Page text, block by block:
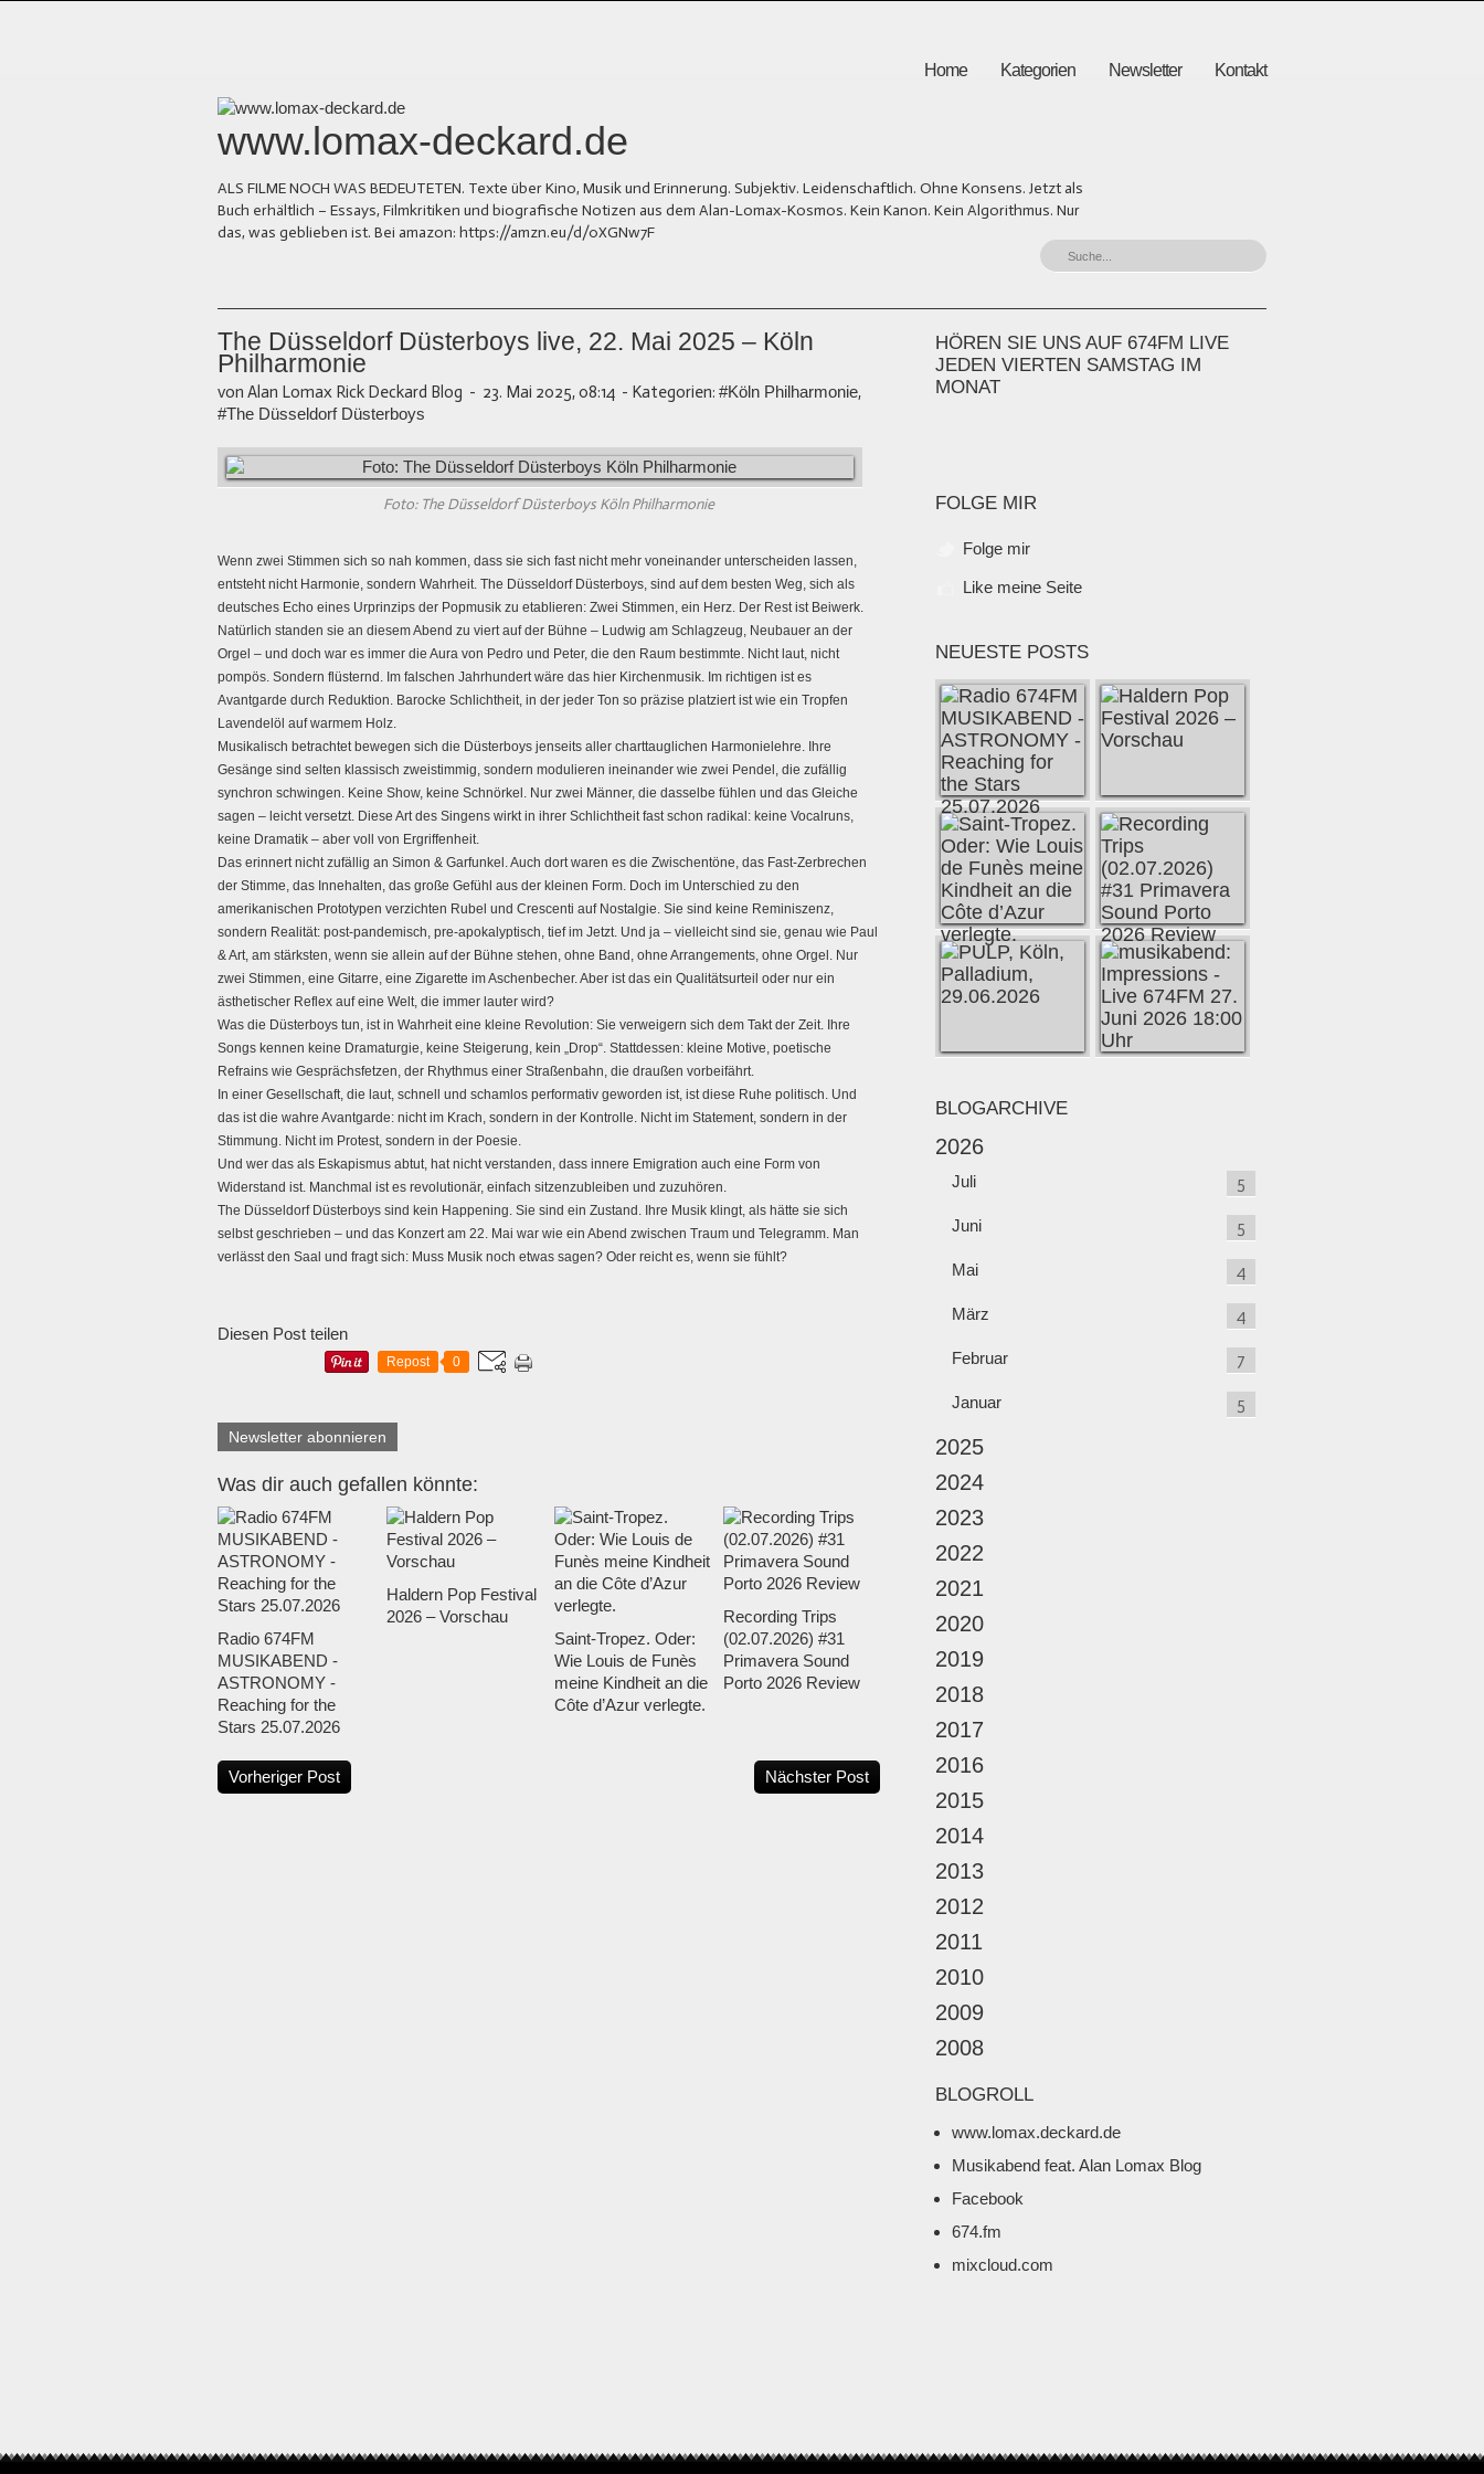
Home Kategorien Newsletter Kontakt
www.lomax-deckard.de
ALS FILME NOCH WAS BEDEUTETEN. Texte über Kino, Musik und Erinnerung. Subjektiv. Leidenschaftlich. Ohne Konsens. Jetzt als
Buch erhältlich – Essays, Filmkritiken und biografische Notizen aus dem Alan-Lomax-Kosmos. Kein Kanon. Kein Algorithmus. Nur
das, was geblieben ist. Bei amazon: https://amzn.eu/d/0XGNw7F
The Düsseldorf Düsterboys live, 22. Mai 2025 – Köln
Philharmonie
von Alan Lomax Rick Deckard Blog - 23. Mai 2025, 08:14 - Kategorien: #Köln Philharmonie,
#The Düsseldorf Düsterboys
Foto: The Düsseldorf Düsterboys Köln Philharmonie
Wenn zwei Stimmen sich so nah kommen, dass sie sich fast nicht mehr voneinander unterscheiden lassen,
entsteht nicht Harmonie, sondern Wahrheit. The Düsseldorf Düsterboys, sind auf dem besten Weg, sich als
deutsches Echo eines Urprinzips der Popmusik zu etablieren: Zwei Stimmen, ein Herz. Der Rest ist Beiwerk.
Natürlich standen sie an diesem Abend zu viert auf der Bühne – Ludwig am Schlagzeug, Neubauer an der
Orgel – und doch war es immer die Aura von Pedro und Peter, die den Raum bestimmte. Nicht laut, nicht
pompös. Sondern flüsternd. Im falschen Jahrhundert wäre das hier Kirchenmusik. Im richtigen ist es
Avantgarde durch Reduktion. Barocke Schlichtheit, in der jeder Ton so präzise platziert ist wie ein Tropfen
Lavendelöl auf warmem Holz.
Musikalisch betrachtet bewegen sich die Düsterboys jenseits aller charttauglichen Harmonielehre. Ihre
Gesänge sind selten klassisch zweistimmig, sondern modulieren ineinander wie zwei Pendel, die zufällig
synchron schwingen. Keine Show, keine Schnörkel. Nur zwei Männer, die dasselbe fühlen und das Gleiche
sagen – leicht versetzt. Diese Art des Singens wirkt in ihrer Schlichtheit fast schon radikal: keine Vocalruns,
keine Dramatik – aber voll von Ergriffenheit.
Das erinnert nicht zufällig an Simon & Garfunkel. Auch dort waren es die Zwischentöne, das Fast-Zerbrechen
der Stimme, das Innehalten, das große Gefühl aus der kleinen Form. Doch im Unterschied zu den
amerikanischen Prototypen verzichten Rubel und Crescenti auf Nostalgie. Sie sind keine Reminiszenz,
sondern Realität: post-pandemisch, pre-apokalyptisch, tief im Jetzt. Und ja – vielleicht sind sie, genau wie Paul
& Art, am stärksten, wenn sie allein auf der Bühne stehen, ohne Band, ohne Arrangements, ohne Orgel. Nur
zwei Stimmen, eine Gitarre, eine Zigarette im Aschenbecher. Aber ist das ein Qualitätsurteil oder nur ein
ästhetischer Reflex auf eine Welt, die immer lauter wird?
Was die Düsterboys tun, ist in Wahrheit eine kleine Revolution: Sie verweigern sich dem Takt der Zeit. Ihre
Songs kennen keine Dramaturgie, keine Steigerung, kein „Drop“. Stattdessen: kleine Motive, poetische
Refrains wie Gesprächsfetzen, der Rhythmus einer Straßenbahn, die draußen vorbeifährt.
In einer Gesellschaft, die laut, schnell und schamlos performativ geworden ist, ist diese Ruhe politisch. Und
das ist die wahre Avantgarde: nicht im Krach, sondern in der Kontrolle. Nicht im Statement, sondern in der
Stimmung. Nicht im Protest, sondern in der Poesie.
Und wer das als Eskapismus abtut, hat nicht verstanden, dass innere Emigration auch eine Form von
Widerstand ist. Manchmal ist es revolutionär, einfach sitzenzubleiben und zuzuhören.
The Düsseldorf Düsterboys sind kein Happening. Sie sind ein Zustand. Ihre Musik klingt, als hätte sie sich
selbst geschrieben – und das Konzert am 22. Mai war wie ein Abend zwischen Traum und Telegramm. Man
verlässt den Saal und fragt sich: Muss Musik noch etwas sagen? Oder reicht es, wenn sie fühlt?
Diesen Post teilen
Repost 0
Newsletter abonnieren
Was dir auch gefallen könnte:
Radio 674FM
MUSIKABEND -
ASTRONOMY -
Reaching for the
Stars 25.07.2026
Haldern Pop Festival
2026 – Vorschau
Saint-Tropez. Oder:
Wie Louis de Funès
meine Kindheit an die
Côte d’Azur verlegte.
Recording Trips
(02.07.2026) #31
Primavera Sound
Porto 2026 Review
Vorheriger Post Nächster Post
HÖREN SIE UNS AUF 674FM LIVE
JEDEN VIERTEN SAMSTAG IM
MONAT
FOLGE MIR
Folge mir
Like meine Seite
NEUESTE POSTS
BLOGARCHIVE
2026
Juli 5
Juni 5
Mai 4
März 4
Februar 7
Januar 5
2025
2024
2023
2022
2021
2020
2019
2018
2017
2016
2015
2014
2013
2012
2011
2010
2009
2008
BLOGROLL
www.lomax.deckard.de
Musikabend feat. Alan Lomax Blog
Facebook
674.fm
mixcloud.com